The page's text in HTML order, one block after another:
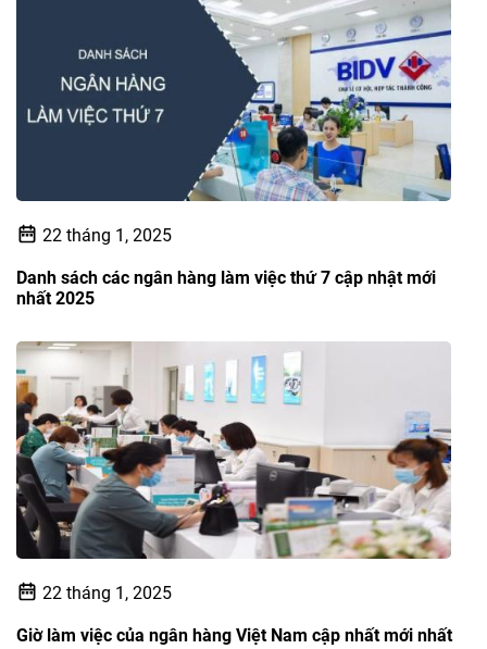
22 tháng 1, 2025
Danh sách các ngân hàng làm việc thứ 7 cập nhật mới
nhất 2025
22 tháng 1, 2025
Giờ làm việc của ngân hàng Việt Nam cập nhất mới nhất